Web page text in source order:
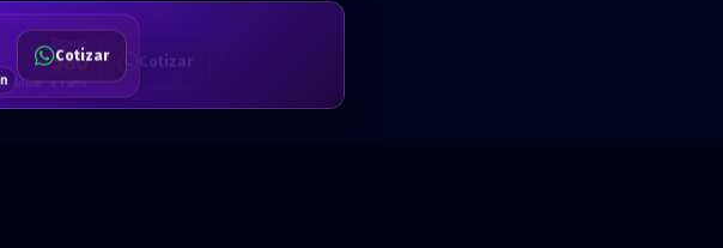
$80
Anual · x 1 año
Cotizar
Hablemos
Solicitar